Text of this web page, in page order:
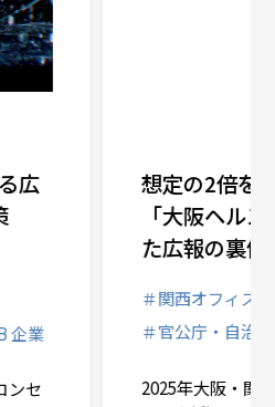
大阪ヘルスケアパビリオ
553万人が来館・
パビリオン」を支え